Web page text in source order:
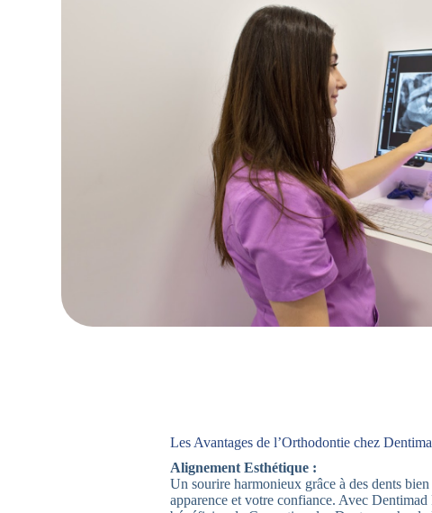
Les Avantages de l’Orthodontie chez
Alignement Esthétique :
Un sourire harmonieux grâce à des dents
apparence et votre confiance. Avec